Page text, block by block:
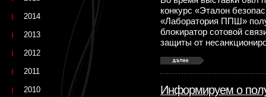
конкурс «Эталон
«Лаборатория ППШ»
блокиратор сотовой
защиты от
Информируем о
2014
2013
2012
2011
2010